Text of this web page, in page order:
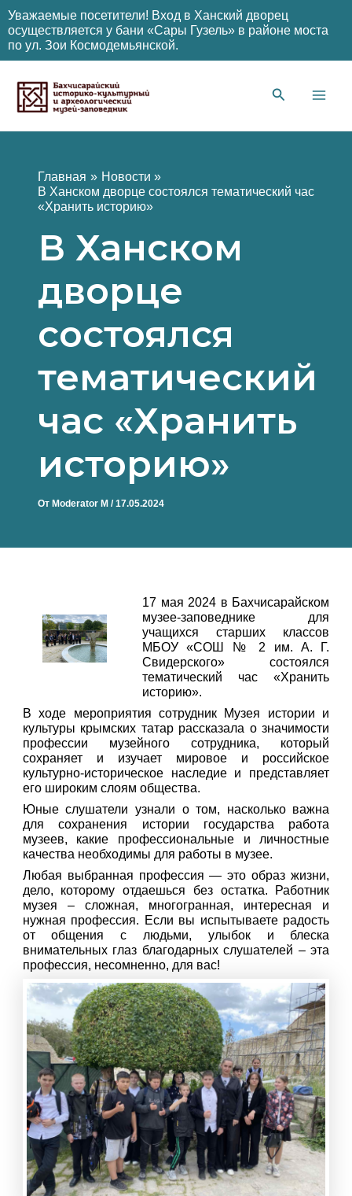
Уважаемые посетители! Вход в Ханский дворец
осуществляется у бани «Сары Гузель» в районе моста
по ул. Зои Космодемьянской.
содержимому
Главная
Новости
В Ханском дворце состоялся тематический час
«Хранить историю»
В Ханском
дворце
состоялся
тематический
час «Хранить
историю»
От Moderator M /17.05.2024
17 мая 2024 в Бахчисарайском
музее-заповеднике для
учащихся старших классов
МБОУ «СОШ № 2 им. А. Г.
Свидерского» состоялся
тематический час «Хранить
историю».
В ходе мероприятия сотрудник Музея истории и
культуры крымских татар рассказала о значимости
профессии музейного сотрудника, который
сохраняет и изучает мировое и российское
культурно-историческое наследие и представляет
его широким слоям общества.
Юные слушатели узнали о том, насколько важна
для сохранения истории государства работа
музеев, какие профессиональные и личностные
качества необходимы для работы в музее.
Любая выбранная профессия — это образ жизни,
дело, которому отдаешься без остатка. Работник
музея – сложная, многогранная, интересная и
нужная профессия. Если вы испытываете радость
от общения с людьми, улыбок и блеска
внимательных глаз благодарных слушателей – эта
профессия, несомненно, для вас!